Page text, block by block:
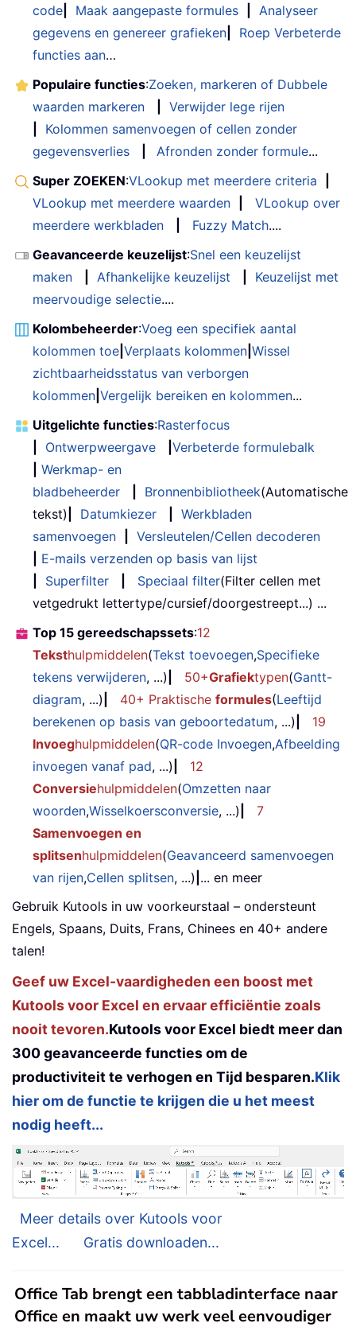
code Maak aangepaste formules
Analyseer
gegevens en genereer grafieken
Roep Verbeterde
functies aan…
Populaire functies:Zoeken, markeren of Dubbele
waarden markeren
Verwijder lege rijen
Kolommen samenvoegen of cellen zonder
gegevensverlies
Afronden zonder formule...
Super ZOEKEN:VLookup met meerdere criteria
VLookup met meerdere waarden
VLookup over
meerdere werkbladen
Fuzzy Match....
Geavanceerde keuzelijst:Snel een keuzelijst
maken
Afhankelijke keuzelijst
Keuzelijst met
meervoudige selectie....
Kolombeheerder:Voeg een specifiek aantal
kolommen toe Verplaats kolommen Wissel
zichtbaarheidsstatus van verborgen
kolommen Vergelijk bereiken en kolommen...
Uitgelichte functies:Rasterfocus
Ontwerpweergave
Verbeterde formulebalk
Werkmap- en
bladbeheerder
Bronnenbibliotheek(Automatische
tekst)
Datumkiezer
Werkbladen
samenvoegen
Versleutelen/Cellen decoderen
E-mails verzenden op basis van lijst
Superfilter Speciaal filter(Filter cellen met
vetgedrukt lettertype/cursief/doorgestreept...) ...
Top 15 gereedschapssets:12
Teksthulpmiddelen(Tekst toevoegen,Specifieke
tekens verwijderen, ...) 50+Grafiektypen(Gantt-
diagram, ...) 40+ Praktische formules(Leeftijd
berekenen op basis van geboortedatum, ...)
19
Invoeghulpmiddelen(QR-code Invoegen,Afbeelding
invoegen vanaf pad, ...)
12
Conversiehulpmiddelen(Omzetten naar
woorden,Wisselkoersconversie, ...)
7
Samenvoegen en
splitsenhulpmiddelen(Geavanceerd samenvoegen
van rijen,Cellen splitsen, ...) ... en meer
Gebruik Kutools in uw voorkeurstaal – ondersteunt
Engels, Spaans, Duits, Frans, Chinees en 40+ andere
talen!
Geef uw Excel-vaardigheden een boost met
Kutools voor Excel en ervaar efficiëntie zoals
nooit tevoren.Kutools voor Excel biedt meer dan
300 geavanceerde functies om de
productiviteit te verhogen en Tijd besparen.Klik
hier om de functie te krijgen die u het meest
nodig heeft...
Meer details over Kutools voor
Excel...
Gratis downloaden...
Office Tab brengt een tabbladinterface naar
Office en maakt uw werk veel eenvoudiger